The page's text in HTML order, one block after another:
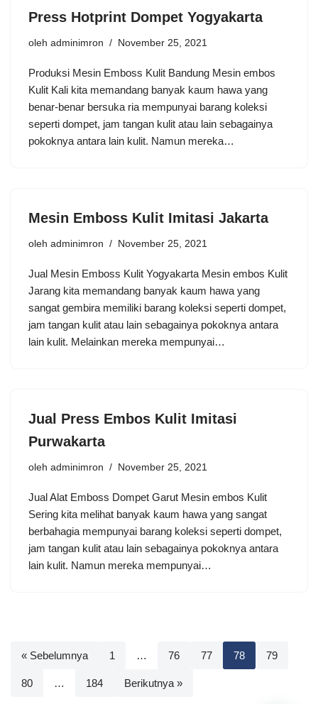
Press Hotprint Dompet Yogyakarta
oleh adminimron November 25, 2021
Produksi Mesin Emboss Kulit Bandung Mesin embos
Kulit Kali kita memandang banyak kaum hawa yang
benar-benar bersuka ria mempunyai barang koleksi
seperti dompet, jam tangan kulit atau lain sebagainya
pokoknya antara lain kulit. Namun mereka…
Mesin Emboss Kulit Imitasi Jakarta
oleh adminimron November 25, 2021
Jual Mesin Emboss Kulit Yogyakarta Mesin embos Kulit
Jarang kita memandang banyak kaum hawa yang
sangat gembira memiliki barang koleksi seperti dompet,
jam tangan kulit atau lain sebagainya pokoknya antara
lain kulit. Melainkan mereka mempunyai…
Jual Press Embos Kulit Imitasi
Purwakarta
oleh adminimron November 25, 2021
Jual Alat Emboss Dompet Garut Mesin embos Kulit
Sering kita melihat banyak kaum hawa yang sangat
berbahagia mempunyai barang koleksi seperti dompet,
jam tangan kulit atau lain sebagainya pokoknya antara
lain kulit. Namun mereka mempunyai…
« Sebelumnya 1 … 76 77 78 79
80 … 184 Berikutnya »